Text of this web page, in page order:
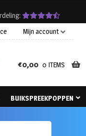
Mijn account
€0,00 0 ITEMS
BUIKSPREEKPOPPEN